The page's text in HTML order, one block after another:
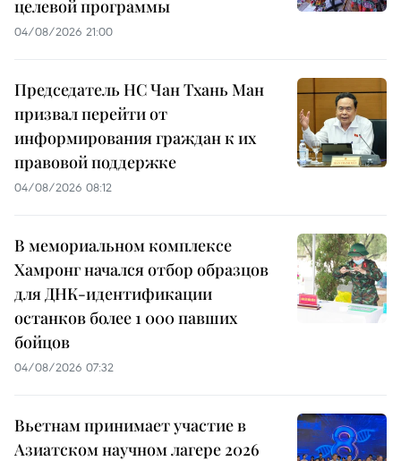
целевой программы
04/08/2026 21:00
Председатель НС Чан Тхань Ман
призвал перейти от
информирования граждан к их
правовой поддержке
04/08/2026 08:12
В мемориальном комплексе
Хамронг начался отбор образцов
для ДНК-идентификации
останков более 1 000 павших
бойцов
04/08/2026 07:32
Вьетнам принимает участие в
Азиатском научном лагере 2026